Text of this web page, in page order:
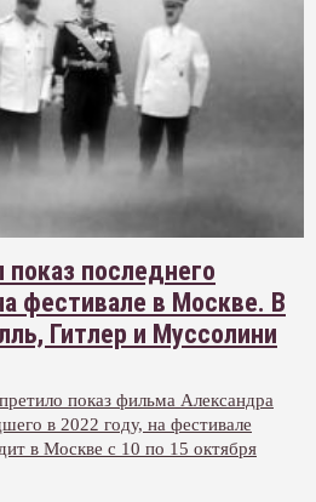
показ последнего
фестивале в Москве. В
Гитлер и Муссолини
показ фильма Александра
в 2022 году, на фестивале
в Москве с 10 по 15 октября